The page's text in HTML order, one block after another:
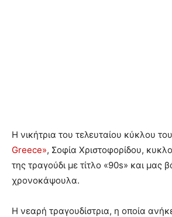
Η νικήτρια του τελευταίου κύκλου του
Greece», Σοφία Χριστοφορίδου,
της τραγούδι με τίτλο «90s» και μας
χρονοκάψουλα.
Η νεαρή τραγουδίστρια, η οποία